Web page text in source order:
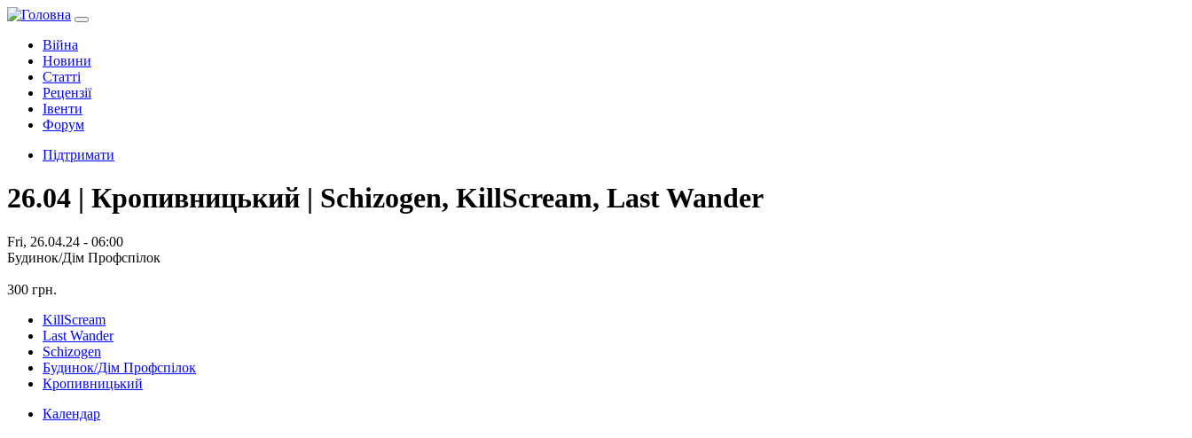
Війна
Новини
Статті
Рецензії
Івенти
Форум
Підтримати
26.04 | Кропивницький | Schizogen, KillScream, Last Wander
Fri, 26.04.24 - 06:00
Будинок/Дім Профспілок
300 грн.
KillScream
Last Wander
Schizogen
Будинок/Дім Профспілок
Кропивницький
Календар